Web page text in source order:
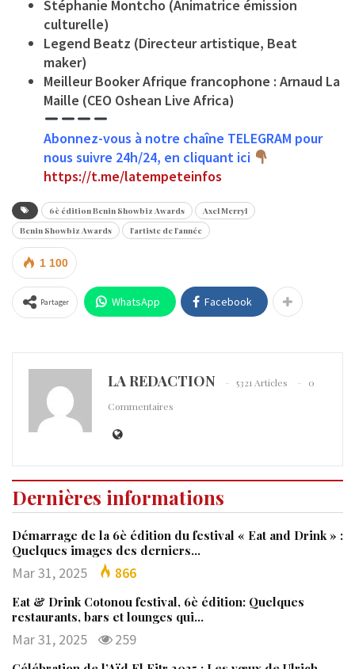
Stéphanie Montcho (Animatrice émission
culturelle)
Legend Beatz (Directeur artistique, Beat
maker)
Meilleur Booker Afrique francophone : Arnaud La
Maille (CEO Oshean Live Africa)
Abonnez-vous à notre chaîne TELEGRAM pour
nous suivre 24h/24, en cliquant ici
https://t.me/latempeteinfos
6è édition Benin Showbiz Awards
Axel Merryl
Benin Showbiz Awards
l'artiste de l'année
1 100
Partager WhatsApp Facebook
LA REDACTION 5321 Articles
0
Commentaires
Dernières informations
Démarrage de la 6è édition du festival « Eat and Drink » :
Quelques images des derniers…
Mar 31, 2025 866
Eat & Drink Cotonou festival, 6è édition: Quelques
restaurants, bars et lounges qui…
Mar 31, 2025 259